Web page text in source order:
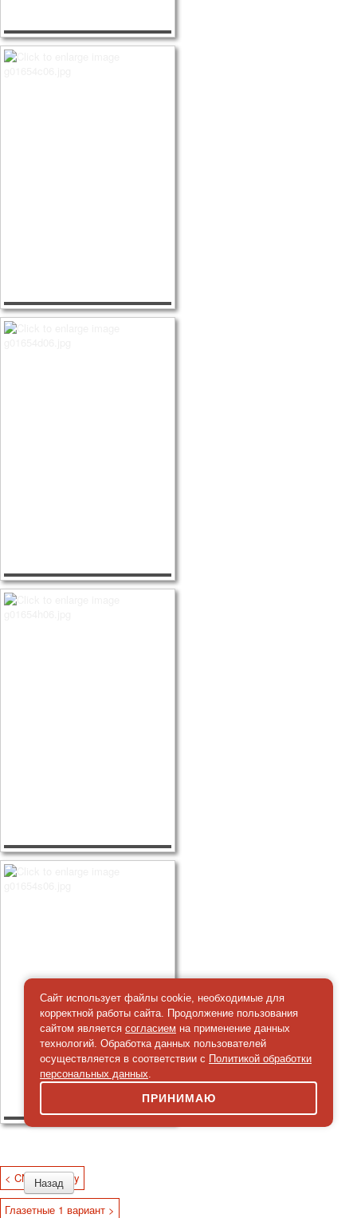
< CN GT Liberty
Глазетные 1 вариант >
Сайт использует файлы cookie, необходимые для
корректной работы сайта. Продолжение пользования
сайтом является согласием на применение данных
технологий. Обработка данных пользователей
осуществляется в соответствии с Политикой обработки
персональных данных.
ПРИНИМАЮ